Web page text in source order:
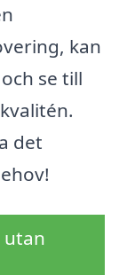
kan
se till
det
utan